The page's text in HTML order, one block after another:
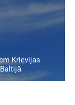
Krievijas